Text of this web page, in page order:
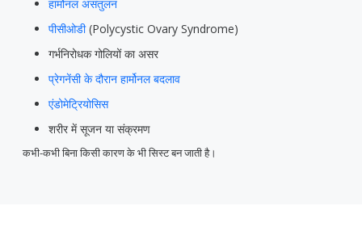
हार्मोनल असंतुलन
पीसीओडी(Polycystic Ovary Syndrome)
गर्भनिरोधक गोलियों का असर
प्रेगनेंसी के दौरान हार्मोनल बदलाव
एंडोमेट्रियोसिस
शरीर में सूजन या संक्रमण
कभी-कभी बिना किसी कारण के भी सिस्ट बन जाती है।